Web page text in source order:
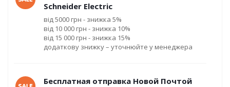
Schneider Electric
від 5000 грн - знижка 5%
від 10 000 грн - знижка 10%
від 15 000 грн - знижка 15%
додаткову знижку – уточнюйте у менеджера
Бесплатная отправка Новой Почтой